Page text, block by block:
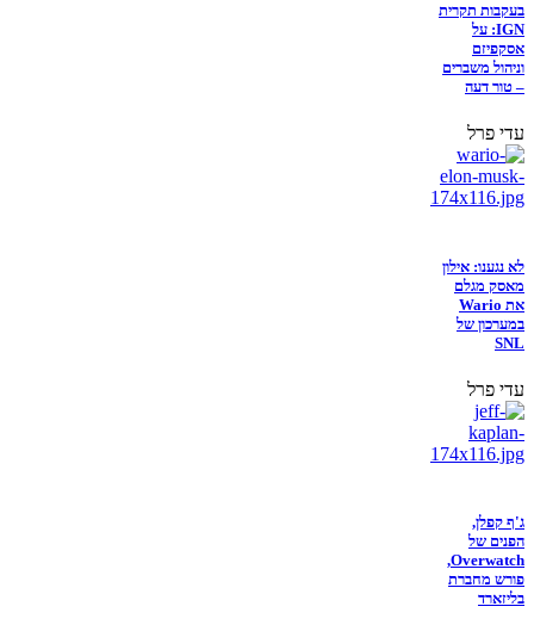
בעקבות תקרית
IGN: על
אסקפיזם
וניהול משברים
– טור דעה
עדי פרל
לא נגענו: אילון
מאסק מגלם
את Wario
במערכון של
SNL
עדי פרל
ג'ף קפלן,
הפנים של
Overwatch,
פורש מחברת
בליזארד